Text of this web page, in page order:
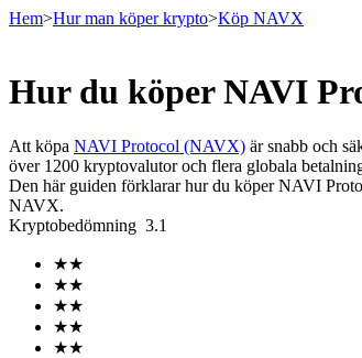
Terminer
USDT Futures
Hem>Hur man köper krypto>Köp NAVX
Hur du köper NAVI
Att köpa NAVI Protocol (NAVX) är snabb och
över 1200 kryptovalutor och flera globala
Den här guiden förklarar hur du köper NAVI
NAVX.
Kryptobedömning 3.1
★★
★★
★★
★★
★★